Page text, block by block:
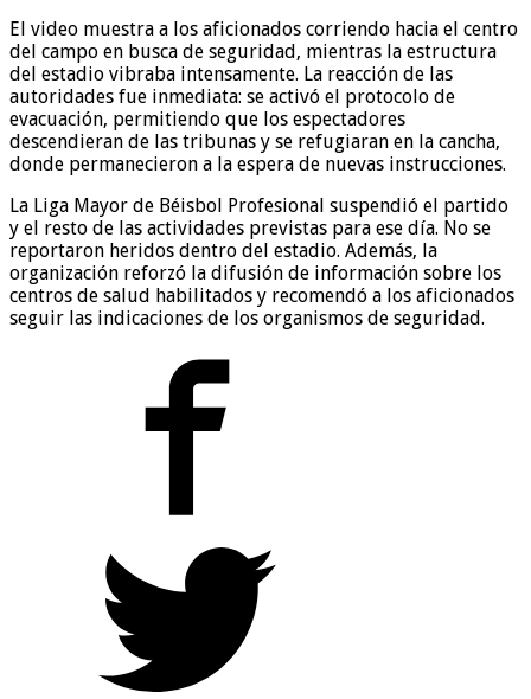
El video muestra a los aficionados corriendo hacia el centro
del campo en busca de seguridad, mientras la estructura
del estadio vibraba intensamente. La reacción de las
autoridades fue inmediata: se activó el protocolo de
evacuación, permitiendo que los espectadores
descendieran de las tribunas y se refugiaran en la cancha,
donde permanecieron a la espera de nuevas instrucciones.
La Liga Mayor de Béisbol Profesional suspendió el partido
y el resto de las actividades previstas para ese día. No se
reportaron heridos dentro del estadio. Además, la
organización reforzó la difusión de información sobre los
centros de salud habilitados y recomendó a los aficionados
seguir las indicaciones de los organismos de seguridad.